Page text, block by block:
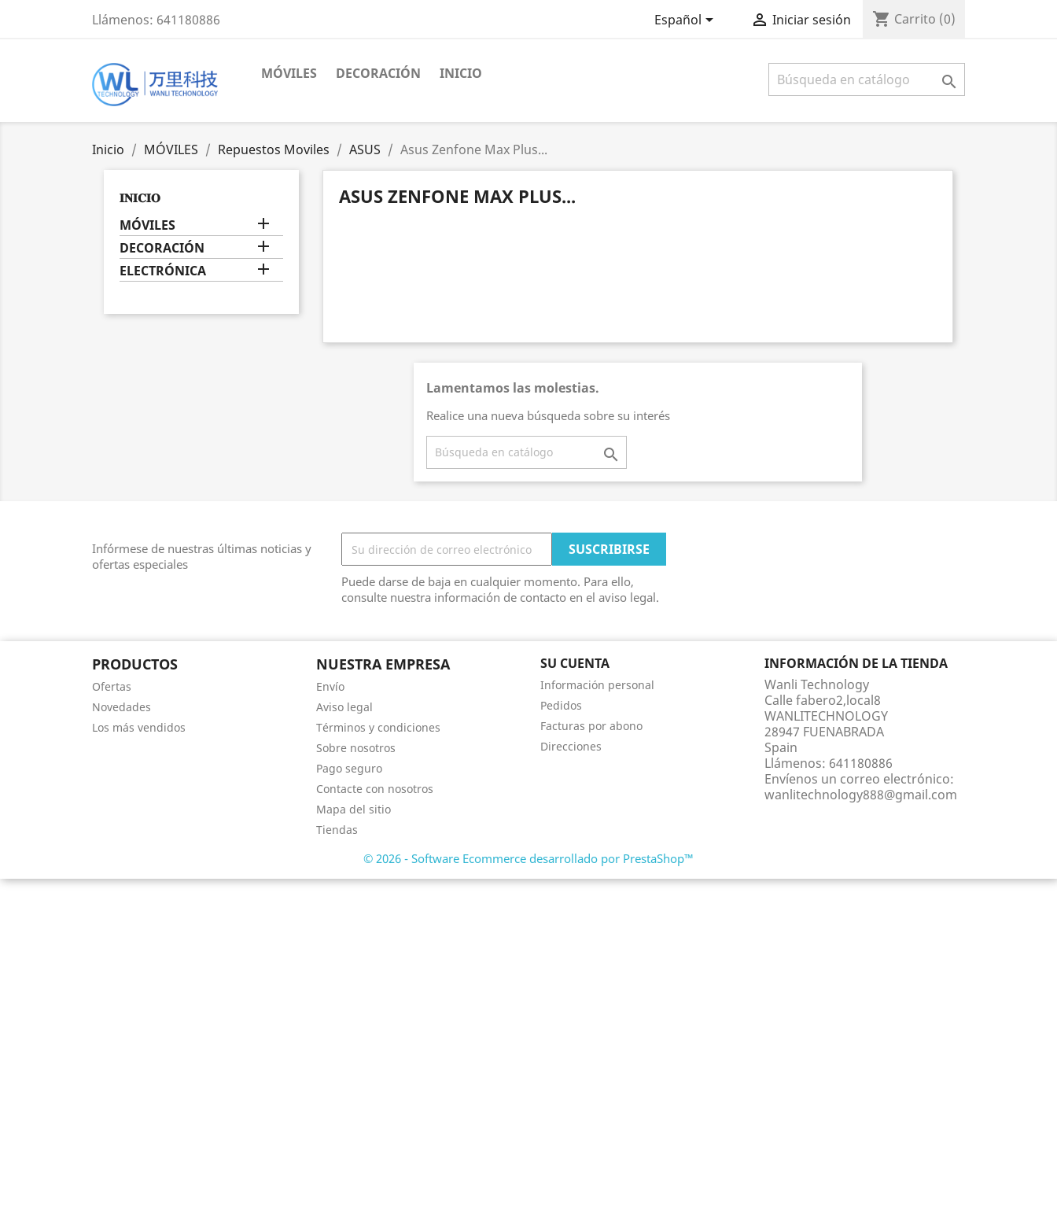
Llámenos: 641180886 Español  Iniciar sesión shopping_cart Carrito (0)
MÓVILES DECORACIÓN INICIO 
Inicio MÓVILES Repuestos Moviles ASUS Asus Zenfone Max Plus...
𝐈𝐍𝐈𝐂𝐈𝐎
MÓVILES 
DECORACIÓN 
ELECTRÓNICA 
ASUS ZENFONE MAX PLUS...
Lamentamos las molestias.
Realice una nueva búsqueda sobre su interés

Infórmese de nuestras últimas noticias y
ofertas especiales
Puede darse de baja en cualquier momento. Para ello,
consulte nuestra información de contacto en el aviso legal.
PRODUCTOS
Ofertas
Novedades
Los más vendidos
NUESTRA EMPRESA
Envío
Aviso legal
Términos y condiciones
Sobre nosotros
Pago seguro
Contacte con nosotros
Mapa del sitio
Tiendas
SU CUENTA
Información personal
Pedidos
Facturas por abono
Direcciones
INFORMACIÓN DE LA TIENDA
Wanli Technology
Calle fabero2,local8
WANLITECHNOLOGY
28947 FUENABRADA
Spain
Llámenos: 641180886
Envíenos un correo electrónico:
wanlitechnology888@gmail.com
© 2026 - Software Ecommerce desarrollado por PrestaShop™